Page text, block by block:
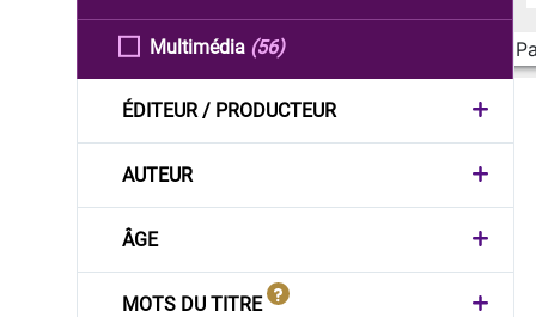
Multimédia (56)
ÉDITEUR / PRODUCTEUR
AUTEUR
ÂGE
MOTS DU TITRE